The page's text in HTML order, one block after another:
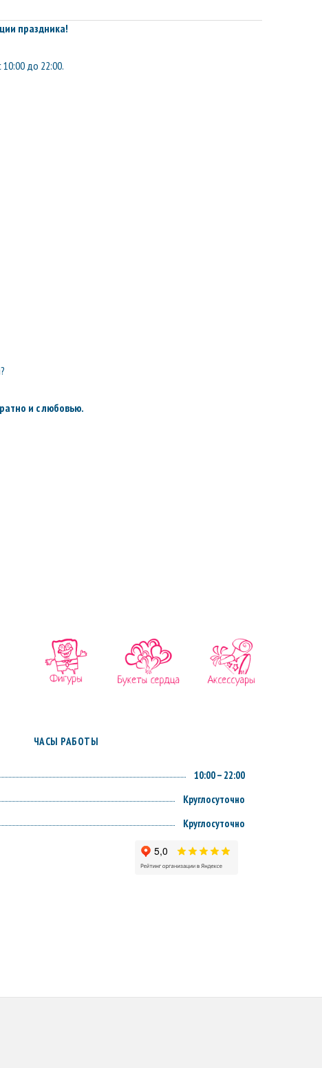
праздника!
до 22:00.
и с любовью.
ЧАСЫ РАБОТЫ
10:00 – 22:00
Круглосуточно
Круглосуточно